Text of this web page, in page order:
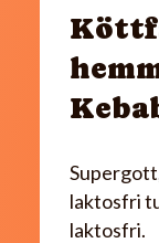
laktosfri
laktosfri.